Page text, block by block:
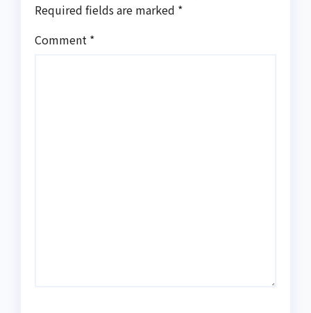
Required fields are marked *
Comment *